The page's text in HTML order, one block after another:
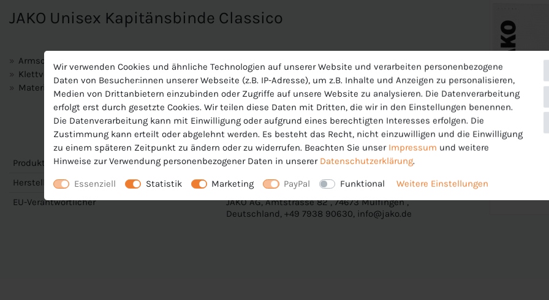
JAKO Unisex Kapitänsbinde Classico
Armschlaufe
Klettverschluss
Material: 70 % Polyester, 30 % Elasthan
Produktnummer
J-2820-U
Hersteller
Jako
EU-Verantwortlicher
JAKO AG, Amtstrasse 82 , 74673 Mulfingen ,
Deutschland, +49 7938 90630, info@jako.de
Wir verwenden Cookies und ähnliche Technologien auf unserer Website und verarbeiten personenbezogene
Daten von Besucher:innen unserer Webseite (z.B. IP-Adresse), um z.B. Inhalte und Anzeigen zu personalisieren,
Medien von Drittanbietern einzubinden oder Zugriffe auf unsere Website zu analysieren. Die Datenverarbeitung
erfolgt erst durch gesetzte Cookies. Wir teilen diese Daten mit Dritten, die wir in den Einstellungen benennen.
Die Datenverarbeitung kann mit Einwilligung oder aufgrund eines berechtigten Interesses erfolgen. Die
Zustimmung kann erteilt oder abgelehnt werden. Es besteht das Recht, nicht einzuwilligen und die Einwilligung
zu einem späteren Zeitpunkt zu ändern oder zu widerrufen. Beachten Sie unser Impressum und weitere
Hinweise zur Verwendung personenbezogener Daten in unserer Daten­schutz­erklärung.
Essenziell Statistik Marketing PayPal Funktional Weitere Einstellungen